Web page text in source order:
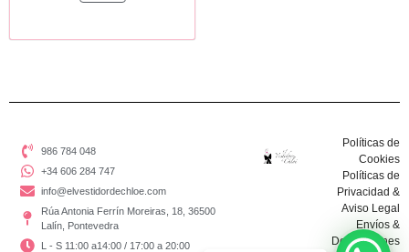
986 784 048
+34 606 284 747
info@elvestidordechloe.com
Rúa Antonia Ferrín Moreiras, 18, 36500
Lalín, Pontevedra
L - S 11:00 a14:00 / 17:00 a 20:00
Políticas de
Cookies
Políticas de
Privacidad &
Aviso Legal
Envíos &
Devoluciones